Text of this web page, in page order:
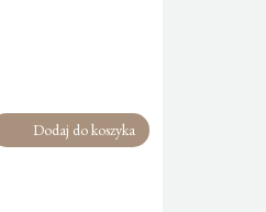
Dodaj do koszyka